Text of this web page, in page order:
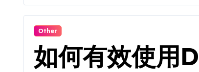
Other
如何有效使用